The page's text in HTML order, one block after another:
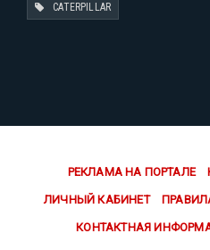
CATERPILLAR
РЕКЛАМА НА ПОРТАЛЕ
ЛИЧНЫЙ КАБИНЕТ
КОНТАКТНАЯ